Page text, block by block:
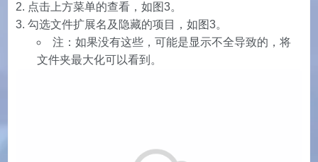
点击上方菜单的查看，如图3。
勾选文件扩展名及隐藏的项目，如图3。
注：如果没有这些，可能是显示不全导致的，将
文件夹最大化可以看到。